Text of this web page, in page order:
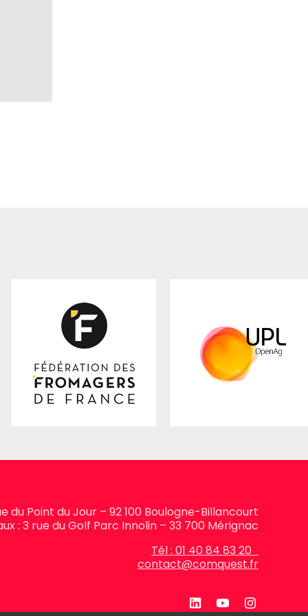
du Point du Jour – 92 100 Boulogne-Billancourt
: 3 rue du Golf Parc Innolin – 33 700 Mérignac
Tél : 01 40 84 83 20
contact@comquest.fr